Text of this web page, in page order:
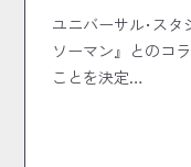
ユニバーサル･スタ
ソーマン』とのコ
ことを決定…